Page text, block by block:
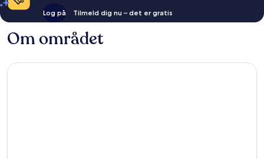
Log på Tilmeld dig nu – det er gratis
Om området